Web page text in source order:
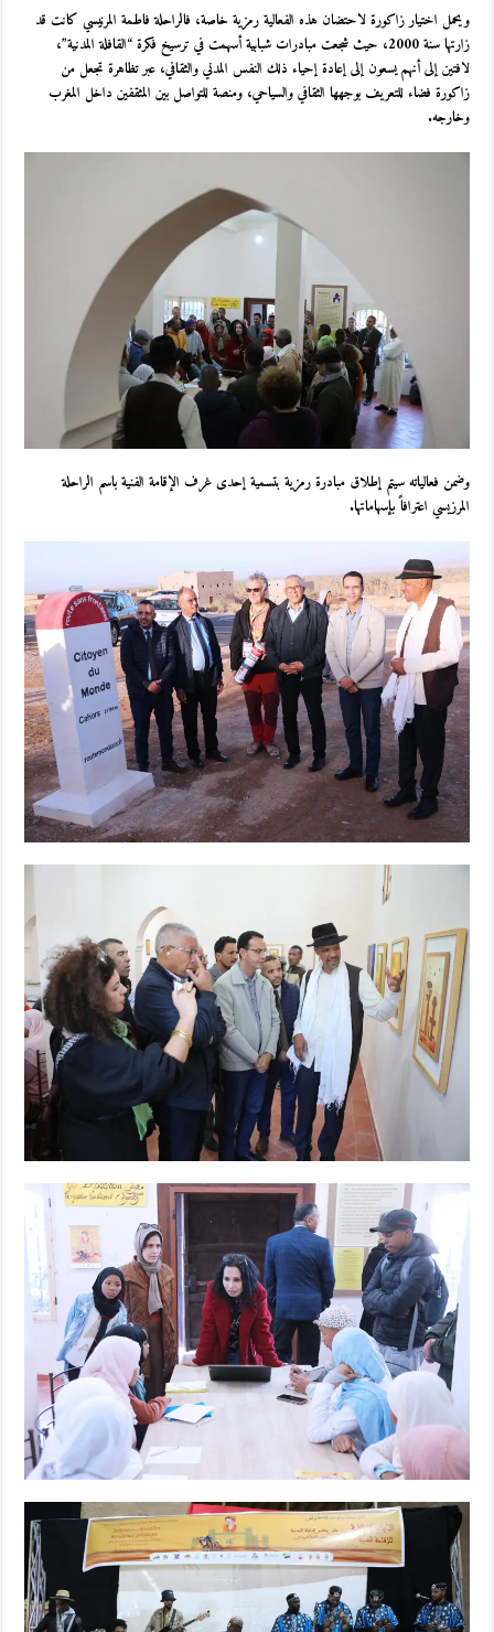
ويحمل اختيار زاكورة لاحتضان هذه الفعالية رمزية خاصة، فالراحلة فاطمة المرنيسي كانت قد
زارتها سنة 2000، حيث شجعت مبادرات شبابية أسهمت في ترسيخ فكرة “القافلة المدنية”،
لافتين إلى أنهم يسعون إلى إعادة إحياء ذلك النفس المدني والثقافي، عبر تظاهرة تجعل من
زاكورة فضاء للتعريف بوجهها الثقافي والسياحي، ومنصة للتواصل بين المثقفين داخل المغرب
وخارجه.
وضمن فعالياته سيتم إطلاق مبادرة رمزية بتسمية إحدى غرف الإقامة الفنية باسم الراحلة
المرزيسي اعترافاً بإسهاماتها.